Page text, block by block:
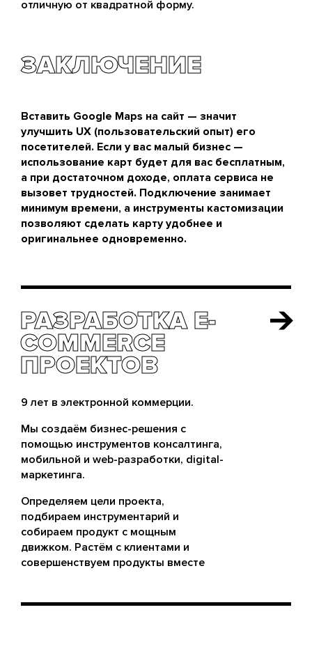
отличную от квадратной форму.
ЗАКЛЮЧЕНИЕ
Вставить Google Maps на сайт — значит
улучшить UX (пользовательский опыт) его
посетителей. Если у вас малый бизнес —
использование карт будет для вас бесплатным,
а при достаточном доходе, оплата сервиса не
вызовет трудностей. Подключение занимает
минимум времени, а инструменты кастомизации
позволяют сделать карту удобнее и
оригинальнее одновременно.
РАЗРАБОТКА E-
COMMERCE
ПРОЕКТОВ
РАЗРАБОТКА E-
COMMERCE
ПРОЕКТОВ
9 лет в электронной коммерции.
Мы создаём бизнес-решения с
помощью инструментов консалтинга,
мобильной и web-разработки, digital-
маркетинга.
Определяем цели проекта,
подбираем инструментарий и
собираем продукт с мощным
движком. Растём с клиентами и
совершенствуем продукты вместе